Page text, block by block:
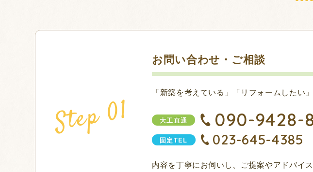
お問い合わせ・ご相談
「新築を考えている」「リフォームしたい
大工直通 090-9428-
固定TEL 023-645-4385
内容を丁寧にお伺いし、ご提案やアドバイ